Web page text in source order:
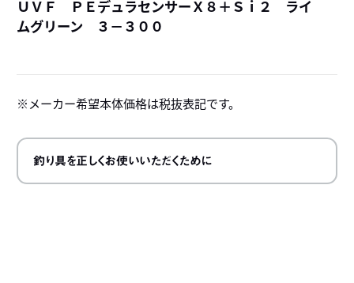
ＵＶＦ ＰＥデュラセンサーＸ８＋Ｓｉ２ ライ
ムグリーン ３－３００
メーカー希望本体価格は税抜表記です。
釣り具を正しくお使いいただくために